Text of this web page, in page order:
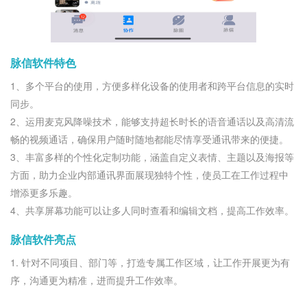
脉信软件特色
1、多个平台的使用，方便多样化设备的使用者和跨平台信息的实时
同步。
2、运用麦克风降噪技术，能够支持超长时长的语音通话以及高清流
畅的视频通话，确保用户随时随地都能尽情享受通讯带来的便捷。
3、丰富多样的个性化定制功能，涵盖自定义表情、主题以及海报等
方面，助力企业内部通讯界面展现独特个性，使员工在工作过程中
增添更多乐趣。
4、共享屏幕功能可以让多人同时查看和编辑文档，提高工作效率。
脉信软件亮点
1. 针对不同项目、部门等，打造专属工作区域，让工作开展更为有
序，沟通更为精准，进而提升工作效率。